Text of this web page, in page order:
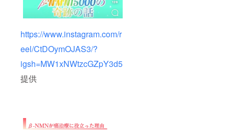
https://www.instagram.com/r
eel/CtDOymOJAS3/?
igsh=MW1xNWtzcGZpY3d5
提供